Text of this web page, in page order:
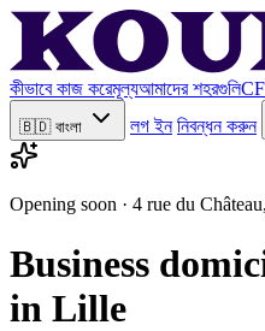
কীভাবে কাজ করেমূল্যআমাদের শহরগুলি
🇧🇩 বাংলা লগ ইন নিবন্ধন করুন
Opening soon · 4 rue du
Business
in Lille